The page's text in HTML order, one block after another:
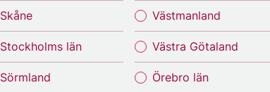
Skåne
Stockholms län
Sörmland
Västmanland
Västra Götaland
Örebro län